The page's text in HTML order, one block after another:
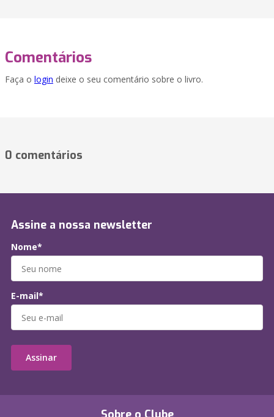
Comentários
Faça o login deixe o seu comentário sobre o livro.
0 comentários
Assine a nossa newsletter
Nome*
E-mail*
Assinar